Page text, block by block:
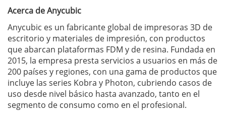
Acerca de Anycubic
Anycubic es un fabricante global de impresoras 3D de
escritorio y materiales de impresión, con productos
que abarcan plataformas FDM y de resina. Fundada en
2015, la empresa presta servicios a usuarios en más de
200 países y regiones, con una gama de productos que
incluye las series Kobra y Photon, cubriendo casos de
uso desde nivel básico hasta avanzado, tanto en el
segmento de consumo como en el profesional.